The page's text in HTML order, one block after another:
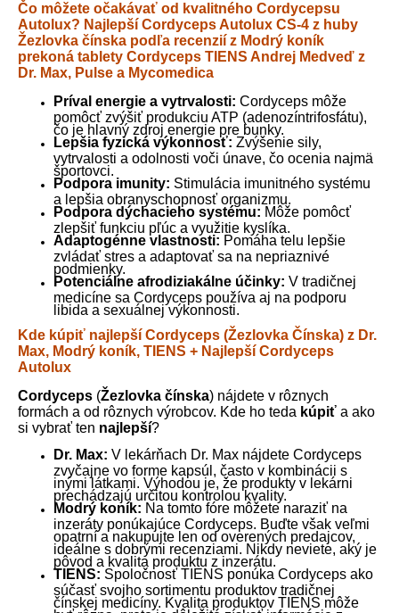
Čo môžete očakávať od kvalitného Cordycepsu
Autolux? Najlepší Cordyceps Autolux CS-4 z huby
Žezlovka čínska podľa recenzií z Modrý koník
prekoná tablety Cordyceps TIENS Andrej Medveď z
Dr. Max, Pulse a Mycomedica
Príval energie a vytrvalosti: Cordyceps môže
pomôcť zvýšiť produkciu ATP (adenozíntrifosfátu),
čo je hlavný zdroj energie pre bunky.
Lepšia fyzická výkonnosť: Zvýšenie sily,
vytrvalosti a odolnosti voči únave, čo ocenia najmä
športovci.
Podpora imunity: Stimulácia imunitného systému
a lepšia obranyschopnosť organizmu.
Podpora dýchacieho systému: Môže pomôcť
zlepšiť funkciu pľúc a využitie kyslíka.
Adaptogénne vlastnosti: Pomáha telu lepšie
zvládať stres a adaptovať sa na nepriaznivé
podmienky.
Potenciálne afrodiziakálne účinky: V tradičnej
medicíne sa Cordyceps používa aj na podporu
libida a sexuálnej výkonnosti.
Kde kúpiť najlepší Cordyceps (Žezlovka Čínska) z Dr.
Max, Modrý koník, TIENS + Najlepší Cordyceps
Autolux
Cordyceps (Žezlovka čínska) nájdete v rôznych
formách a od rôznych výrobcov. Kde ho teda kúpiť a ako
si vybrať ten najlepší?
Dr. Max: V lekárňach Dr. Max nájdete Cordyceps
zvyčajne vo forme kapsúl, často v kombinácii s
inými látkami. Výhodou je, že produkty v lekárni
prechádzajú určitou kontrolou kvality.
Modrý koník: Na tomto fóre môžete naraziť na
inzeráty ponúkajúce Cordyceps. Buďte však veľmi
opatrní a nakupujte len od overených predajcov,
ideálne s dobrými recenziami. Nikdy neviete, aký je
pôvod a kvalita produktu z inzerátu.
TIENS: Spoločnosť TIENS ponúka Cordyceps ako
súčasť svojho sortimentu produktov tradičnej
čínskej medicíny. Kvalita produktov TIENS môže